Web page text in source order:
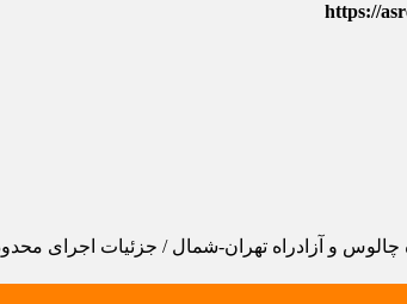
https://
چالوس و آزادراه تهران-شمال / جزئیات اجرای